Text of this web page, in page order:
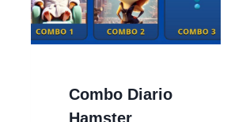
Combo Diario
Hamster